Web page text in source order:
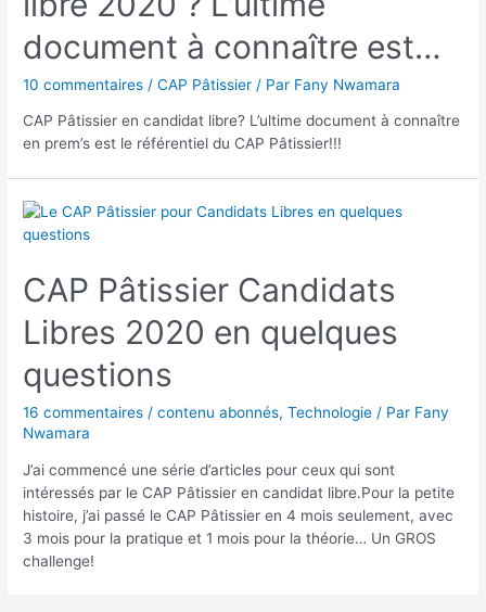
document à connaître est…
10 commentaires /CAP Pâtissier / Par Fany Nwamara
CAP Pâtissier en candidat libre? L’ultime document à connaître
en prem’s est le référentiel du CAP Pâtissier!!!
CAP Pâtissier Candidats
Libres 2020 en quelques
questions
16 commentaires /contenu abonnés,Technologie / Par Fany
Nwamara
J’ai commencé une série d’articles pour ceux qui sont
intéressés par le CAP Pâtissier en candidat libre.Pour la petite
histoire, j’ai passé le CAP Pâtissier en 4 mois seulement, avec
3 mois pour la pratique et 1 mois pour la théorie… Un GROS
challenge!